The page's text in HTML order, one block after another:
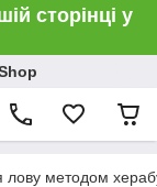
сторінці у
лову методом